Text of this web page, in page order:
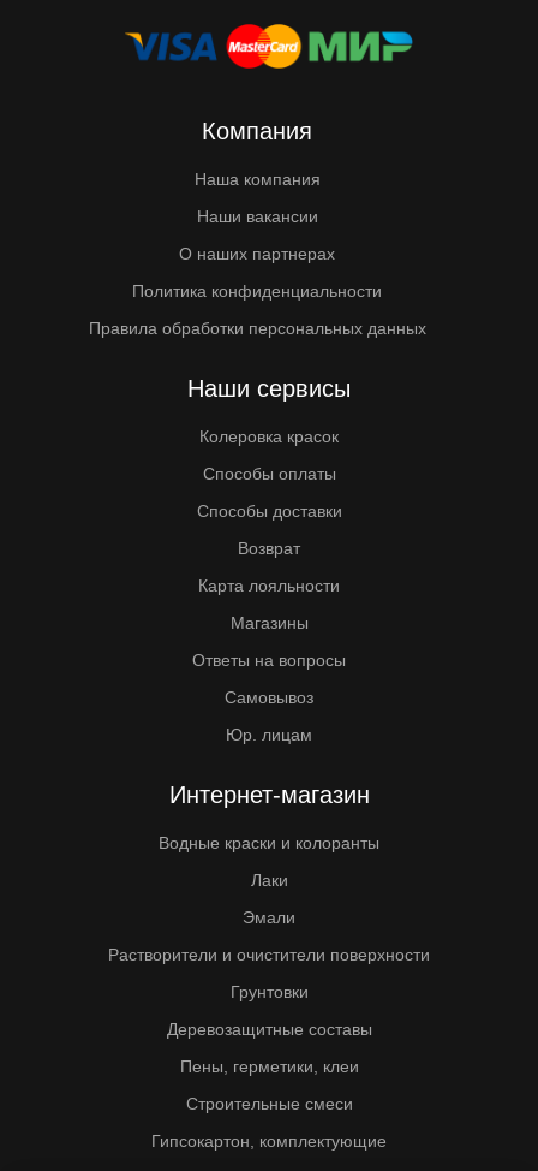
Компания
Наша компания
Наши вакансии
О наших партнерах
Политика конфиденциальности
Правила обработки персональных данных
Наши сервисы
Колеровка красок
Способы оплаты
Способы доставки
Возврат
Карта лояльности
Магазины
Ответы на вопросы
Самовывоз
Юр. лицам
Интернет-магазин
Водные краски и колоранты
Лаки
Эмали
Растворители и очистители поверхности
Грунтовки
Деревозащитные составы
Пены, герметики, клеи
Строительные смеси
Гипсокартон, комплектующие